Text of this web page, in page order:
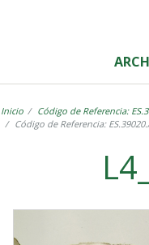
Inicio
Código de Referencia:
Código de Referencia: